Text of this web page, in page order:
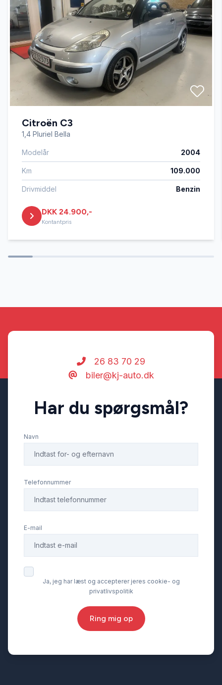
Isofix
Kørecomputer
Splitbagsæder
Tre sæder i bagved
Citroën C3
1,4 Pluriel Bella
Modelår 2004
Km 109.000
Drivmiddel Benzin
DKK 24.900,-
Kontantpris
26 83 70 29
biler@kj-auto.dk
Har du spørgsmål?
Navn
Telefonnummer
E-mail
Ja, jeg har læst og accepterer jeres cookie- og
privatlivspolitik
Ring mig op